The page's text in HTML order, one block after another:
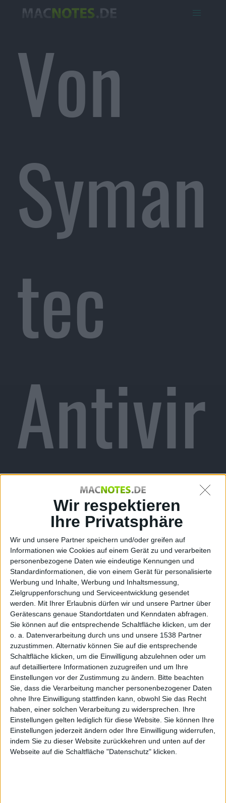
Wir respektieren
Ihre Privatsphäre
Wir und unsere Partner speichern und/oder greifen auf
Informationen wie Cookies auf einem Gerät zu und verarbeiten
personenbezogene Daten wie eindeutige Kennungen und
Standardinformationen, die von einem Gerät für personalisierte
Werbung und Inhalte, Werbung und Inhaltsmessung,
Zielgruppenforschung und Serviceentwicklung gesendet
werden. Mit Ihrer Erlaubnis dürfen wir und unsere Partner über
Gerätescans genaue Standortdaten und Kenndaten abfragen.
Sie können auf die entsprechende Schaltfläche klicken, um der
o. a. Datenverarbeitung durch uns und unsere 1538 Partner
zuzustimmen. Alternativ können Sie auf die entsprechende
Schaltfläche klicken, um die Einwilligung abzulehnen oder um
auf detailliertere Informationen zuzugreifen und um Ihre
Einstellungen vor der Zustimmung zu ändern. Bitte beachten
Sie, dass die Verarbeitung mancher personenbezogener Daten
ohne Ihre Einwilligung stattfinden kann, obwohl Sie das Recht
haben, einer solchen Verarbeitung zu widersprechen. Ihre
Einstellungen gelten lediglich für diese Website. Sie können Ihre
Einstellungen jederzeit ändern oder Ihre Einwilligung widerrufen,
indem Sie zu dieser Website zurückkehren und unten auf der
Webseite auf die Schaltfläche "Datenschutz" klicken.
Von
Syman
tec
Antivir
us zu
Norton
Securi